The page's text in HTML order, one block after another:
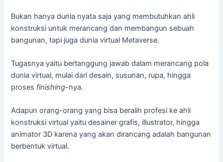
Bukan hanya dunia nyata saja yang membutuhkan ahli
konstruksi untuk merancang dan membangun sebuah
bangunan, tapi juga dunia virtual Metaverse.
Tugasnya yaitu bertanggung jawab dalam merancang pola
dunia virtual, mulai dari desain, susunan, rupa, hingga
proses finishing-nya.
Adapun orang-orang yang bisa beralih profesi ke ahli
konstruksi virtual yaitu desainer grafis, illustrator, hingga
animator 3D karena yang akan dirancang adalah bangunan
berbentuk virtual.